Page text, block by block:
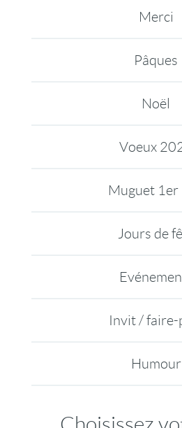
Merci
Pâques
Noël
Voeux
Muguet 1er
Jours de
Invit /
Humour